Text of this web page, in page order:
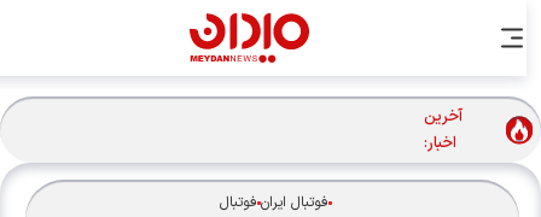
آخرین
اخبار:
بابایی: شاید نماینده‌ای به کنفدراسیون آسیا فرستادیم/ منتظر
تصمیم نهایی AFC هستیم
فوتبال ایرانفوتبال